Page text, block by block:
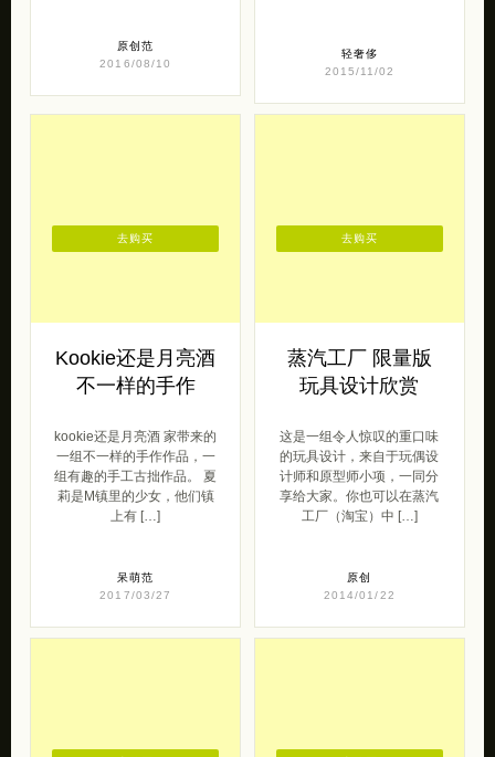
原创范
2016/08/10
轻奢侈
2015/11/02
Kookie还是月亮酒
不一样的手作
kookie还是月亮酒 家带来的
一组不一样的手作作品，一
组有趣的手工古拙作品。 夏
莉是M镇里的少女，他们镇
上有 […]
呆萌范
2017/03/27
去购买
蒸汽工厂 限量版
玩具设计欣赏
这是一组令人惊叹的重口味
的玩具设计，来自于玩偶设
计师和原型师小项，一同分
享给大家。你也可以在蒸汽
工厂（淘宝）中 […]
原创
2014/01/22
去购买